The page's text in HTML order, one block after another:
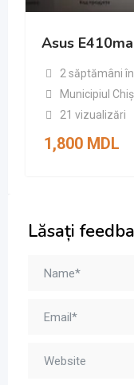
Asus E410ma
2 săptămâni
Municipiul
21 vizualizări
1,800 MDL
Lăsați